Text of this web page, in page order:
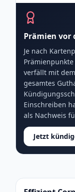
Prämien vor
Je nach
verfällt mit
gesamtes
Einschreiben
als Nachweis
Jetzt